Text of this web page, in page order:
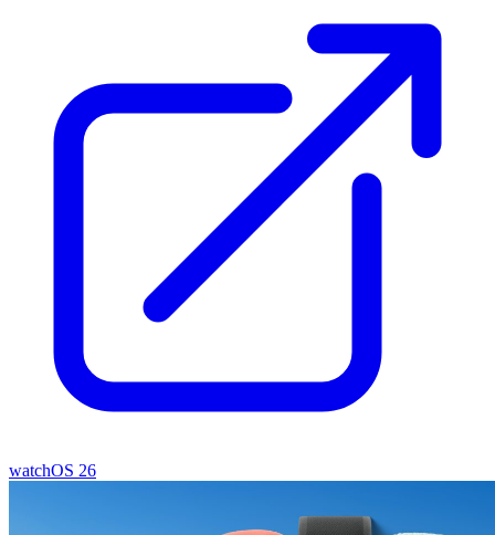
watchOS 26